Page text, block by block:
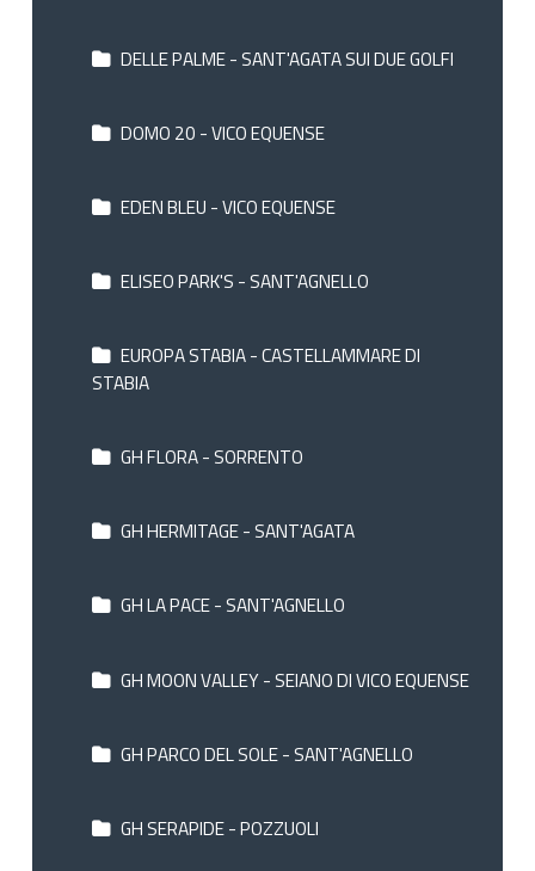
DELLE PALME - SANT'AGATA SUI DUE GOLFI
DOMO 20 - VICO EQUENSE
EDEN BLEU - VICO EQUENSE
ELISEO PARK'S - SANT'AGNELLO
EUROPA STABIA - CASTELLAMMARE DI
STABIA
GH FLORA - SORRENTO
GH HERMITAGE - SANT'AGATA
GH LA PACE - SANT'AGNELLO
GH MOON VALLEY - SEIANO DI VICO EQUENSE
GH PARCO DEL SOLE - SANT'AGNELLO
GH SERAPIDE - POZZUOLI